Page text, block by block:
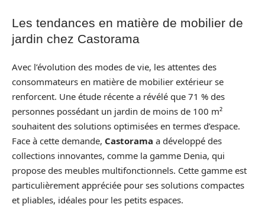
Les tendances en matière de mobilier de
jardin chez Castorama
Avec l’évolution des modes de vie, les attentes des
consommateurs en matière de mobilier extérieur se
renforcent. Une étude récente a révélé que 71 % des
personnes possédant un jardin de moins de 100 m²
souhaitent des solutions optimisées en termes d’espace.
Face à cette demande, Castorama a développé des
collections innovantes, comme la gamme Denia, qui
propose des meubles multifonctionnels. Cette gamme est
particulièrement appréciée pour ses solutions compactes
et pliables, idéales pour les petits espaces.